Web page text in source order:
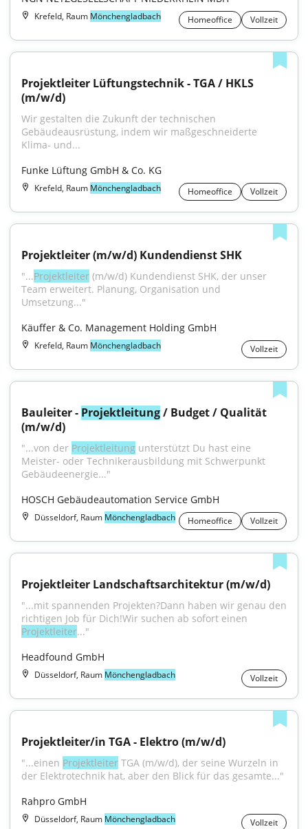
Krefeld, Raum Mönchengladbach Homeoffice Vollzeit
Projektleiter Lüftungstechnik - TGA / HKLS
(m/w/d)
Wir gestalten die Zukunft der technischen
Gebäudeausrüstung, indem wir maßgeschneiderte
Klima- und...
Funke Lüftung GmbH & Co. KG
Krefeld, Raum Mönchengladbach Homeoffice Vollzeit
Projektleiter (m/w/d) Kundendienst SHK
"...Projektleiter (m/w/d) Kundendienst SHK, der unser
Team erweitert. Planung, Organisation und
Umsetzung..."
Käuffer & Co. Management Holding GmbH
Krefeld, Raum Mönchengladbach Vollzeit
Bauleiter - Projektleitung / Budget / Qualität
(m/w/d)
"...von der Projektleitung unterstützt Du hast eine
Meister- oder Technikerausbildung mit Schwerpunkt
Gebäudeenergie..."
HOSCH Gebäudeautomation Service GmbH
Düsseldorf, Raum Mönchengladbach Homeoffice Vollzeit
Projektleiter Landschaftsarchitektur (m/w/d)
"...mit spannenden Projekten?Dann haben wir genau den
Projektleiter..."
Headfound GmbH
Düsseldorf, Raum Mönchengladbach Vollzeit
Projektleiter/in TGA - Elektro (m/w/d)
"...einen Projektleiter TGA (m/w/d), der seine Wurzeln in
der Elektrotechnik hat, aber den Blick für das gesamte..."
Rahpro GmbH
Düsseldorf, Raum Mönchengladbach Vollzeit